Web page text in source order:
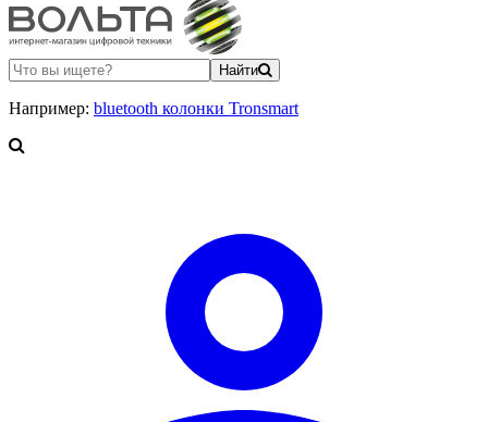
Найти
Например: bluetooth колонки Tronsmart